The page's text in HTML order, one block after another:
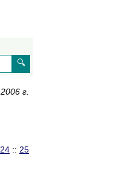
🔍
2006 г.
24 :: 25